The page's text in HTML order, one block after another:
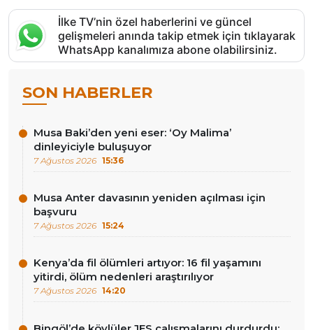
İlke TV’nin özel haberlerini ve güncel
gelişmeleri anında takip etmek için tıklayarak
WhatsApp kanalımıza abone olabilirsiniz.
SON HABERLER
Musa Baki’den yeni eser: ‘Oy Malima’
dinleyiciyle buluşuyor
7 Ağustos 2026 15:36
Musa Anter davasının yeniden açılması için
başvuru
7 Ağustos 2026 15:24
Kenya’da fil ölümleri artıyor: 16 fil yaşamını
yitirdi, ölüm nedenleri araştırılıyor
7 Ağustos 2026 14:20